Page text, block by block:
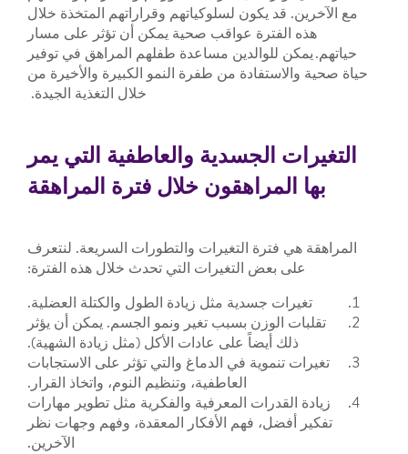
مع الآخرين. قد يكون لسلوكياتهم وقراراتهم المتخذة خلال
هذه الفترة عواقب صحية يمكن أن تؤثر على مسار
حياتهم. يمكن للوالدين مساعدة طفلهم المراهق في توفير
حياة صحية والاستفادة من طفرة النمو الكبيرة والأخيرة من
خلال التغذية الجيدة.
التغيرات الجسدية والعاطفية التي يمر
بها المراهقون خلال فترة المراهقة
المراهقة هي فترة التغيرات والتطورات السريعة. لنتعرف
على بعض التغيرات التي تحدث خلال هذه الفترة:
تغيرات جسدية مثل زيادة الطول والكتلة العضلية.
تقلبات الوزن بسبب تغير ونمو الجسم. يمكن أن يؤثر
ذلك أيضاً على عادات الأكل (مثل زيادة الشهية).
تغيرات تنموية في الدماغ والتي تؤثر على الاستجابات
العاطفية، وتنظيم النوم، واتخاذ القرار.
زيادة القدرات المعرفية والفكرية مثل تطوير مهارات
تفكير أفضل، فهم الأفكار المعقدة، وفهم وجهات نظر
الآخرين.